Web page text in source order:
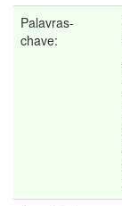
Palavras-
chave: